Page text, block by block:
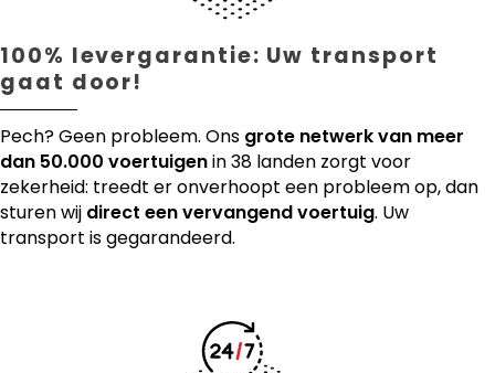
100% levergarantie: Uw transport
gaat door!
Pech? Geen probleem. Ons grote netwerk van meer
dan 50.000 voertuigenin 38 landen zorgt voor
zekerheid: treedt er onverhoopt een probleem op, dan
sturen wij direct een vervangend voertuig. Uw
transport is gegarandeerd.